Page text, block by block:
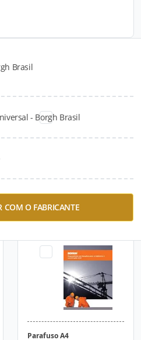
Brasil
- Borgh Brasil
COM O FABRICANTE
Download
Heavy Duty
Parafuso A4